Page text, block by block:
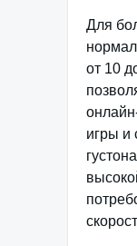
Для
от 10
игры и